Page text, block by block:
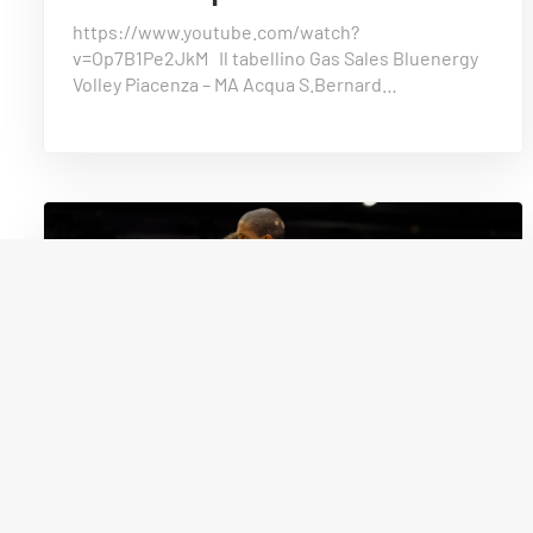
https://www.youtube.com/watch?
v=Op7B1Pe2JkM Il tabellino Gas Sales Bluenergy
Volley Piacenza – MA Acqua S.Bernard…